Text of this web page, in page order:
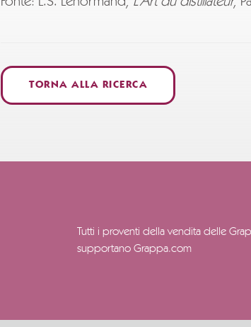
TORNA ALLA RICERCA
Tutti i proventi della vendita delle
supportano Grappa.com